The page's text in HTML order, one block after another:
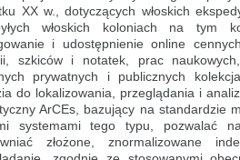
włoskiej
kartografii
kolonialnej
i dokumentacji
wypraw
naukowych
XX w., dotyczących włoskich
włoskich koloniach na tym
i udostępnienie online
szkiców i notatek, prac
prywatnych i publicznych
do lokalizowania, przeglądania i
ArCEs, bazujący na standardzie
systemami tego typu, pozwalać
złożone, znormalizowane